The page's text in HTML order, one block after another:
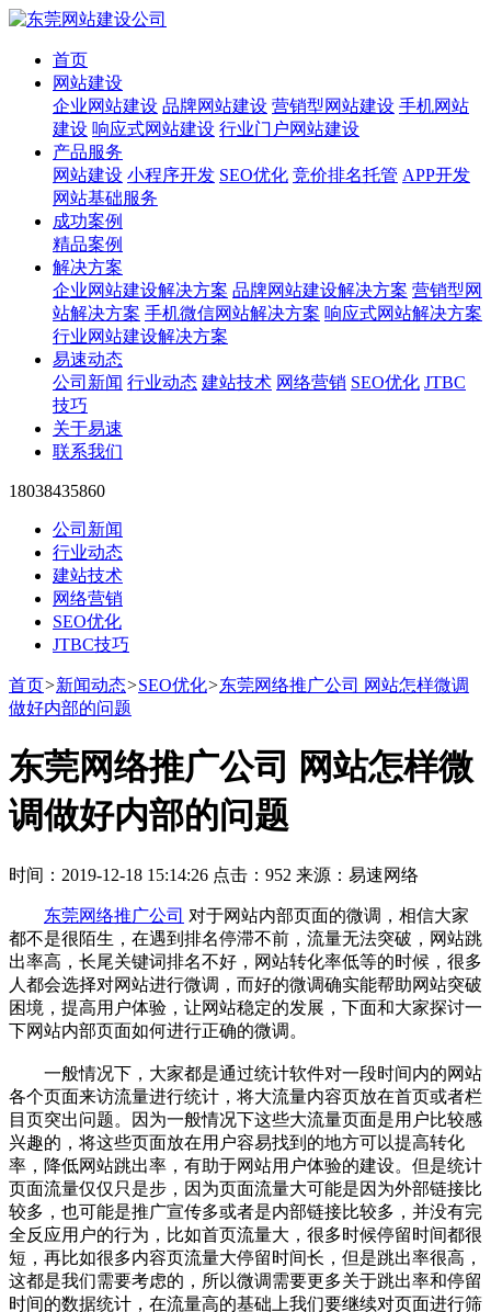
首页
网站建设
企业网站建设 品牌网站建设 营销型网站建设 手机网站
建设 响应式网站建设 行业门户网站建设
产品服务
网站建设 小程序开发 SEO优化 竞价排名托管 APP开发
网站基础服务
成功案例
精品案例
解决方案
企业网站建设解决方案 品牌网站建设解决方案 营销型网
站解决方案 手机微信网站解决方案 响应式网站解决方案
行业网站建设解决方案
易速动态
公司新闻 行业动态 建站技术 网络营销 SEO优化 JTBC
技巧
关于易速
联系我们
18038435860
公司新闻
行业动态
建站技术
网络营销
SEO优化
JTBC技巧
首页>新闻动态>SEO优化>东莞网络推广公司 网站怎样微调
做好内部的问题
东莞网络推广公司 网站怎样微
调做好内部的问题
时间：2019-12-18 15:14:26 点击：952 来源：易速网络
东莞网络推广公司 对于网站内部页面的微调，相信大家
都不是很陌生，在遇到排名停滞不前，流量无法突破，网站跳
出率高，长尾关键词排名不好，网站转化率低等的时候，很多
人都会选择对网站进行微调，而好的微调确实能帮助网站突破
困境，提高用户体验，让网站稳定的发展，下面和大家探讨一
下网站内部页面如何进行正确的微调。
一般情况下，大家都是通过统计软件对一段时间内的网站
各个页面来访流量进行统计，将大流量内容页放在首页或者栏
目页突出问题。因为一般情况下这些大流量页面是用户比较感
兴趣的，将这些页面放在用户容易找到的地方可以提高转化
率，降低网站跳出率，有助于网站用户体验的建设。但是统计
页面流量仅仅只是步，因为页面流量大可能是因为外部链接比
较多，也可能是推广宣传多或者是内部链接比较多，并没有完
全反应用户的行为，比如首页流量大，很多时候停留时间都很
短，再比如很多内容页流量大停留时间长，但是跳出率很高，
这都是我们需要考虑的，所以微调需要更多关于跳出率和停留
时间的数据统计，在流量高的基础上我们要继续对页面进行筛